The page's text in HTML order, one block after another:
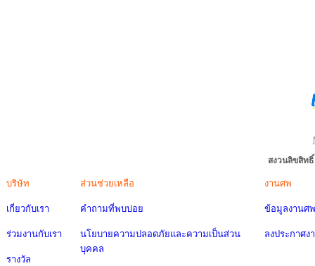
สงวนลิขสิท
บริษัท
เกี่ยวกับเรา
ร่วมงานกับเรา
รางวัล
ส่วนช่วยเหลือ
คำถามที่พบบ่อย
นโยบายความปลอดภัยและความเป็นส่วน
บุคคล
งานศพ
ข้อมูลงานศพ
ลงประกาศง